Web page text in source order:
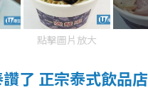
點擊圖片放大
了 正宗泰式飲品店